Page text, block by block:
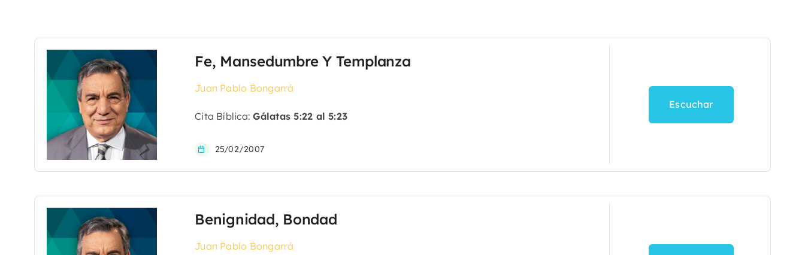
Fe, Mansedumbre Y Templanza
Juan Pablo Bongarrá
Cita Bíblica:Gálatas 5:22 al 5:23
25/02/2007
Escuchar
Benignidad, Bondad
Juan Pablo Bongarrá